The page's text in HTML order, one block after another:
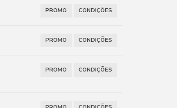
PROMO CONDIÇÕES
PROMO CONDIÇÕES
PROMO CONDIÇÕES